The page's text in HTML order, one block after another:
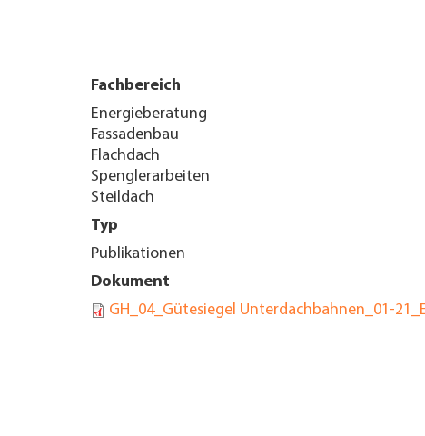
UNTERNEHMEN FINDEN
FACHZEITSCHRIFT
Fachbereich
Energieberatung
Fassadenbau
Flachdach
Spenglerarbeiten
Steildach
Typ
Publikationen
Dokument
GH_04_Gütesiegel Unterdachbahnen_01-